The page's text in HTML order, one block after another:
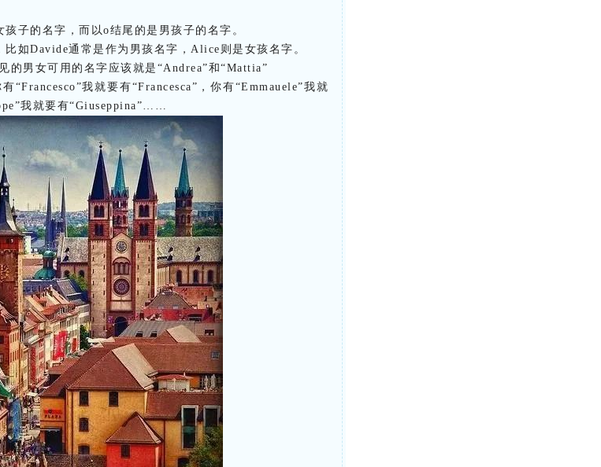
子的名字，而以o结尾的是男孩子的名字。
比如Davide通常是作为男孩名字，Alice则是女孩名字。
的男女可用的名字应该就是“Andrea”和“Mattia”
“Francesco”我就要有“Francesca”，你有“Emmauele”我就
我就要有“Giuseppina”……